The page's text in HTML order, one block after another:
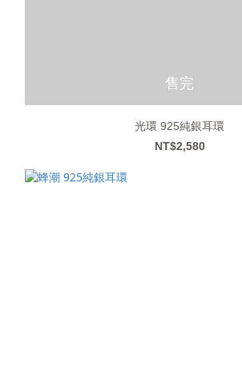
售完
光環 925純銀耳環
NT$2,580